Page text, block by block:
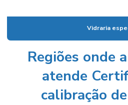
Conjunto extrator de soxhlet
Conjunto de filtração a vácuo
Conserto de vidraria de laboratório
Consumíveis icp
Vidraria
Regiões onde
atende
calibração